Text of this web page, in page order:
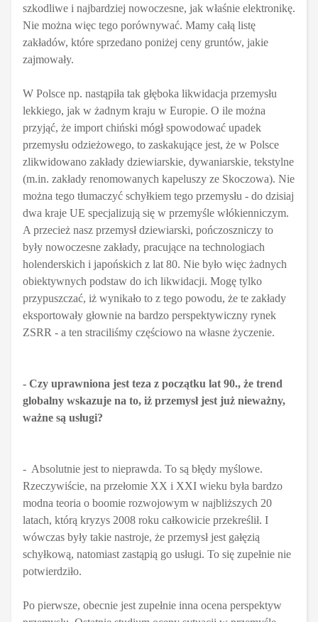
szkodliwe i najbardziej nowoczesne, jak właśnie elektronikę.
Nie można więc tego porównywać. Mamy całą listę
zakładów, które sprzedano poniżej ceny gruntów, jakie
zajmowały.
W Polsce np. nastąpiła tak głęboka likwidacja przemysłu
lekkiego, jak w żadnym kraju w Europie. O ile można
przyjąć, że import chiński mógł spowodować upadek
przemysłu odzieżowego, to zaskakujące jest, że w Polsce
zlikwidowano zakłady dziewiarskie, dywaniarskie, tekstylne
(m.in. zakłady renomowanych kapeluszy ze Skoczowa). Nie
można tego tłumaczyć schyłkiem tego przemysłu - do dzisiaj
dwa kraje UE specjalizują się w przemyśle włókienniczym.
A przecież nasz przemysł dziewiarski, pończoszniczy to
były nowoczesne zakłady, pracujące na technologiach
holenderskich i japońskich z lat 80. Nie było więc żadnych
obiektywnych podstaw do ich likwidacji. Mogę tylko
przypuszczać, iż wynikało to z tego powodu, że te zakłady
eksportowały głownie na bardzo perspektywiczny rynek
ZSRR - a ten straciliśmy częściowo na własne życzenie.
- Czy uprawniona jest teza z początku lat 90., że trend
globalny wskazuje na to, iż przemysł jest już nieważny,
ważne są usługi?
- Absolutnie jest to nieprawda. To są błędy myślowe.
Rzeczywiście, na przełomie XX i XXI wieku była bardzo
modna teoria o boomie rozwojowym w najbliższych 20
latach, którą kryzys 2008 roku całkowicie przekreślił. I
wówczas były takie nastroje, że przemysł jest gałęzią
schyłkową, natomiast zastąpią go usługi. To się zupełnie nie
potwierdziło.
Po pierwsze, obecnie jest zupełnie inna ocena perspektyw